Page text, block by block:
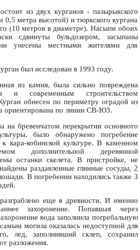
из двух курганов - пазырыкского
0,5 метра высотой) и тюркского кургана
(10 метров в диаметре). Насыпи обоих
сдвинуты бульдозером, засыпаны
унесены местными жителями для
был исследован в 1993 году.
из камня, была сильно повреждена
и современным строительством
обнесен по периметру оградой из
ориентирована по линии СВ-ЮЗ.
на бревенчатом перекрытии основного
было обнаружено погребение
кара-кобинской культуре. В каменном
дополнительной деревянной
останки скелета. В пристройке, не
раздавленные глинные сосуды, 2
В погребении находились также 3
еще в древности. И именно
захоронение. Попавшая через
вода заполнила погребальную
могила оказалась недоступной для
лед, заполнивший склеп, сохранил
разложения.